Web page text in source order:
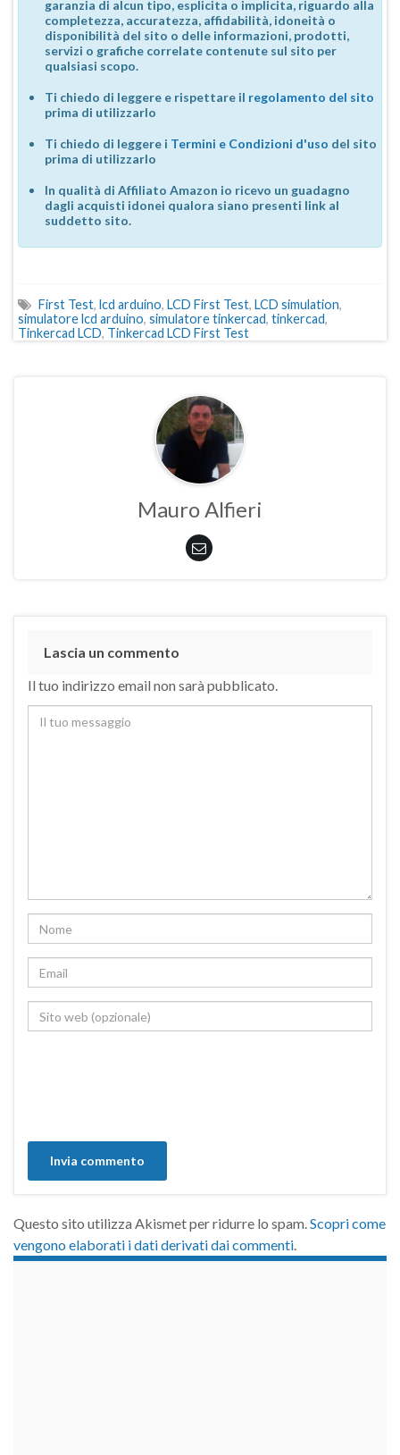
garanzia di alcun tipo, esplicita o implicita, riguardo alla
completezza, accuratezza, affidabilità, idoneità o
disponibilità del sito o delle informazioni, prodotti,
servizi o grafiche correlate contenute sul sito per
qualsiasi scopo.
Ti chiedo di leggere e rispettare il regolamento del sito
prima di utilizzarlo
Ti chiedo di leggere i Termini e Condizioni d'uso del sito
prima di utilizzarlo
In qualità di Affiliato Amazon io ricevo un guadagno
dagli acquisti idonei qualora siano presenti link al
suddetto sito.
First Test, lcd arduino, LCD First Test, LCD simulation,
simulatore lcd arduino, simulatore tinkercad, tinkercad,
Tinkercad LCD, Tinkercad LCD First Test
Mauro Alfieri
Lascia un commento
Il tuo indirizzo email non sarà pubblicato.
Questo sito utilizza Akismet per ridurre lo spam.Scopri come
vengono elaborati i dati derivati dai commenti.